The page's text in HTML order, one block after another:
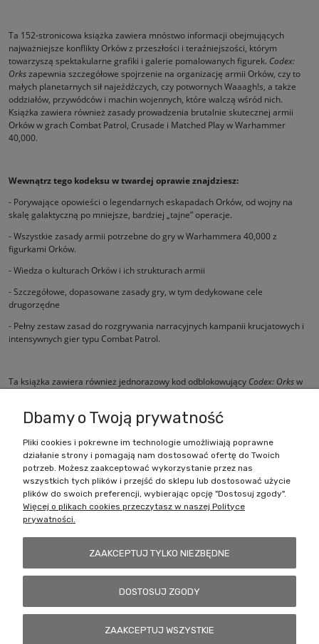
Ta 152-stronicowa książka zawiera mnóstwo informacji obejmujących
najważniejsze konflikty Orków z przeszłości i teraźniejszości, którym
towarzyszą spektakularne grafiki i galerie pomalowanych figurek. Codex:
Orkszapewnia szczegółowe spojrzenie na organizację armii Orków, czy to
małych planetarnych sił najeźdźczych, czy potwornych Waaagh!s, a także
oddziałów, przywódców i machin wojennych, które walczą wśród nich.
Książka zawiera również zasady prowadzenia brutalnie skutecznej armii
Orków w grach Combat Patrol, Crusade i Matched Play w Warhammer
40,000.
Wewnątrz tego kodeksu w twardej oprawie znajdziesz:
- Porywające opowieści o legendarnych eskapadach Orków, od wojny na
skalę galaktyczną po mniejsze, bardziej „tajne” operacje.
- Wszystkie zasady armii potrzebne do gry w Warhammera 40,000 z
figurkami Orków.
- Wiedza o kulturach Orków i ich strukturach armii
- Szczegółowe, dopasowane zasady gry, w tym dedykowane cele
drugorzędne
- Pełny zestaw zasad do rozgrywania narracyjnych kampanii krucjatowych i
intensywnych gier typu Combat Patrol.
Ta książka zawiera również jednorazowy kod odblokowujący Codex: Orksw
Zakupy
Pomoc
Dbamy o Twoją prywatność
Pliki cookies i pokrewne im technologie umożliwiają poprawne
działanie strony i pomagają nam dostosować ofertę do Twoich
potrzeb. Możesz zaakceptować wykorzystanie przez nas
wszystkich tych plików i przejść do sklepu lub dostosować użycie
plików do swoich preferencji, wybierając opcję "Dostosuj zgody".
Więcej o plikach cookies przeczytasz w naszej Polityce
prywatności.
ZAAKCEPTUJ TYLKO NIEZBĘDNE
DOSTOSUJ ZGODY
ZAAKCEPTUJ WSZYSTKIE